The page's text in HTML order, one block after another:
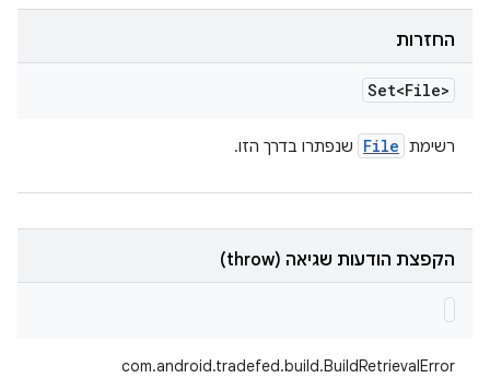
החזרות
Set<File>
רשימת File שנפתרו בדרך הזו.
הקפצת הודעות שגיאה (throw)
com.android.tradefed.build.BuildRetrievalError